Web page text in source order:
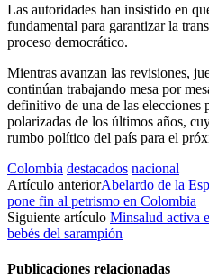
Las autoridades han insistido en
fundamental para garantizar la
proceso democrático.
Mientras avanzan las revisiones,
continúan trabajando mesa por
definitivo de una de las elecciones
polarizadas de los últimos años,
rumbo político del país para el
Colombia destacados nacional
Artículo anteriorAbelardo de la
pone fin al petrismo en Colombia
Siguiente artículo Minsalud activa
bebés del sarampión
Publicaciones relacionadas